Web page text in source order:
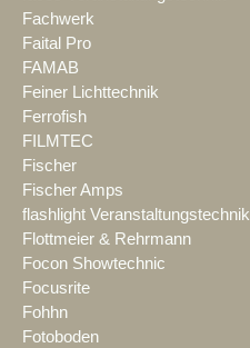
Fachwerk
Faital Pro
FAMAB
Feiner Lichttechnik
Ferrofish
FILMTEC
Fischer
Fischer Amps
flashlight Veranstaltungstechnik
Flottmeier & Rehrmann
Focon Showtechnic
Focusrite
Fohhn
Fotoboden